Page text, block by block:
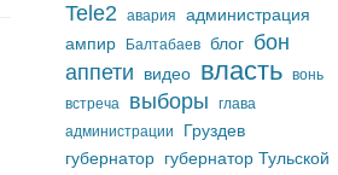
Tele2 авария
администрация
ампир
Балтабаев блог бон
аппети
видео власть вонь
встреча
выборы
глава
администрации
Груздев
губернатор губернатор Тульской